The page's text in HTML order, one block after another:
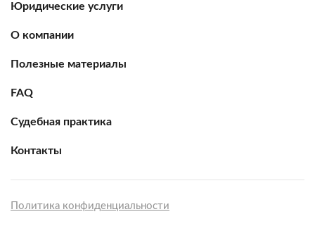
Юридические услуги
О компании
Полезные материалы
FAQ
Судебная практика
Контакты
Политика конфиденциальности